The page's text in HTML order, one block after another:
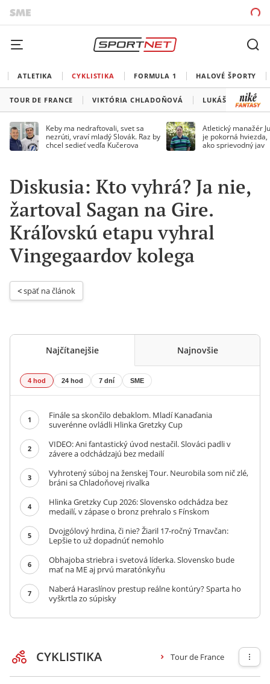
ATLETIKA CYKLISTIKA FORMULA 1 HALOVÉ ŠPORTY
TOUR DE FRANCE VIKTÓRIA CHLADOŇOVÁ LUKÁŠ KUBIŠ
Keby ma nedraftovali, svet sa
nezrúti, vraví mladý Slovák. Raz by
chcel sedieť vedľa Kučerova
Atletický manažér
je pokorná
ako sprievodný jav
Diskusia: Kto vyhrá? Ja nie,
žartoval Sagan na Gire.
Kráľovskú etapu vyhral
Vingegaardov kolega
< späť na článok
Najčítanejšie Najnovšie
4 hod 24 hod 7 dní SME
1
Finále sa skončilo debaklom. Mladí Kanaďania
suverénne ovládli Hlinka Gretzky Cup
2
VIDEO: Ani fantastický úvod nestačil. Slováci padli v
závere a odchádzajú bez medailí
3
Vyhrotený súboj na ženskej Tour. Neurobila som nič zlé,
bráni sa Chladoňovej rivalka
4
Hlinka Gretzky Cup 2026: Slovensko odchádza bez
medailí, v zápase o bronz prehralo s Fínskom
5
Dvojgólový hrdina, či nie? Žiaril 17-ročný Trnavčan:
Lepšie to už dopadnúť nemohlo
6
Obhajoba striebra i svetová líderka. Slovensko bude
mať na ME aj prvú maratónkyňu
7
Naberá Haraslínov prestup reálne kontúry? Sparta ho
vyškrtla zo súpisky
CYKLISTIKA Tour de France